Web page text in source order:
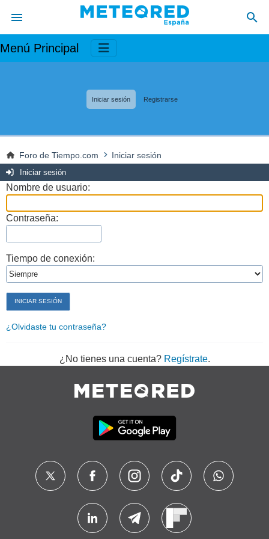
Menú Principal
Iniciar sesión Registrarse
Foro de Tiempo.com Iniciar sesión
Iniciar sesión
Nombre de usuario:
Contraseña:
Tiempo de conexión:
¿Olvidaste tu contraseña?
¿No tienes una cuenta? Regístrate.